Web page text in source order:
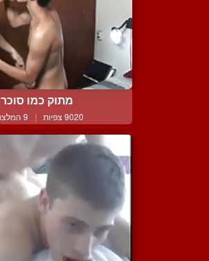
מתוק כמו סוכר
9020 צפיות | 9 המלצות